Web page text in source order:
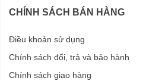
CHÍNH SÁCH BÁN HÀNG
Điều khoản sử dụng
Chính sách đổi, trả và bảo hành
Chính sách giao hàng